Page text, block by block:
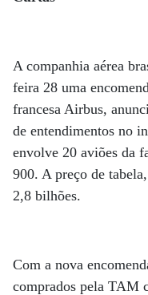
A companhia aérea
feira 28 uma
francesa Airbus,
de entendimentos no
envolve 20 aviões da
900. A preço de
2,8 bilhões.
Com a nova
comprados pela TAM